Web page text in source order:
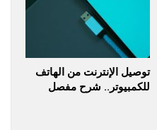
توصيل الإنترنت من الهاتف
للكمبيوتر.. شرح مفصل